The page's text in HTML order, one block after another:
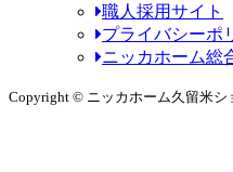
職人採用サイト
プライバシーポ
ニッカホーム総
Copyright © ニッカホーム久留米シ